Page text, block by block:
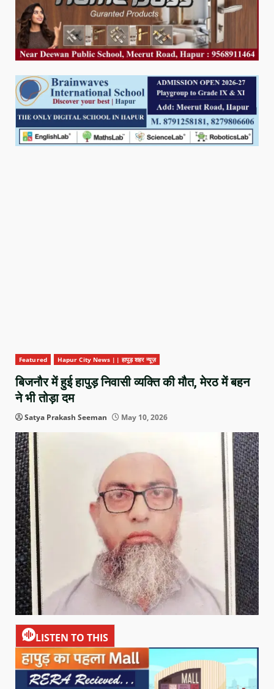
Featured Hapur City News || हापुड़ शहर न्यूज़
बिजनौर में हुई हापुड़ निवासी व्यक्ति की मौत, मेरठ में बहन
ने भी तोड़ा दम
Satya Prakash Seeman May 10, 2026
LISTEN TO THIS